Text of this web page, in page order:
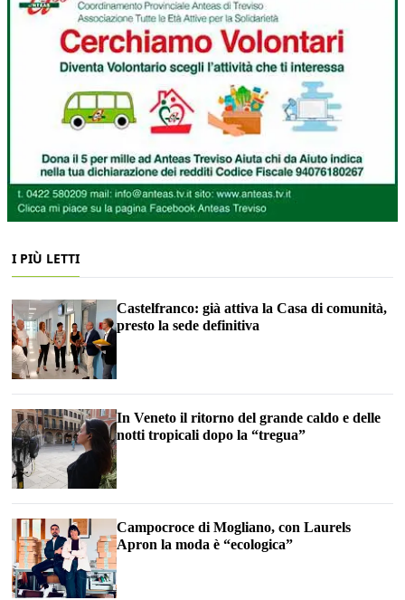
I PIÙ LETTI
Castelfranco: già attiva la Casa di comunità,
presto la sede definitiva
In Veneto il ritorno del grande caldo e delle
notti tropicali dopo la “tregua”
Campocroce di Mogliano, con Laurels
Apron la moda è “ecologica”